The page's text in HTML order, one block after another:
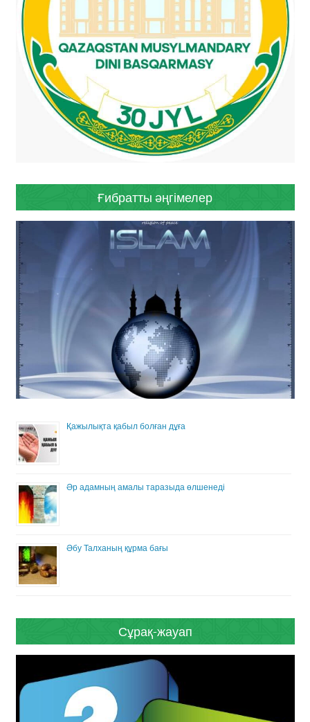
Ғибратты әңгімелер
Қажылықта қабыл болған дұға
Әр адамның амалы таразыда өлшенеді
Әбу Талханың құрма бағы
Сұрақ-жауап